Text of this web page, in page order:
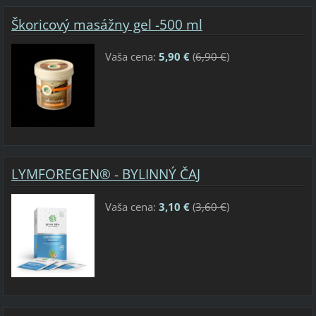
Škoricový masážny gel -500 ml
Vaša cena: 5,90 €(6,90 €)
LYMFOREGEN® - BYLINNÝ ČAJ
Vaša cena: 3,10 €(3,60 €)